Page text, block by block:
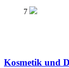
7
Kosmetik und